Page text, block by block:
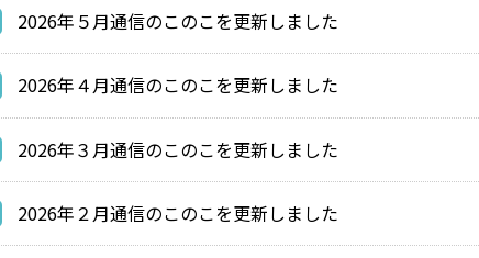
2026年５月通信のこのこを更新しました
2026年４月通信のこのこを更新しました
2026年３月通信のこのこを更新しました
2026年２月通信のこのこを更新しました